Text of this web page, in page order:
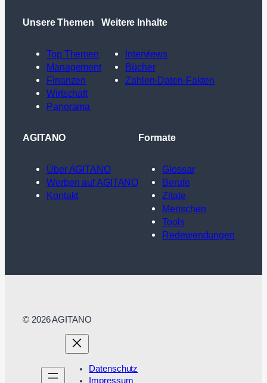
Unsere Themen
Top Themen
Management
Finanzen
Wirtschaft
Panorama
Weitere Inhalte
Interviews
Bücher
Zahlen-Daten-Fakten
AGITANO
Über AGITANO
Werben auf AGITANO
Kontakt
Formate
Glossar
Berufe
Zitate
Menschen
Tools
Redewendungen
© 2026 AGITANO
Datenschutz
Impressum